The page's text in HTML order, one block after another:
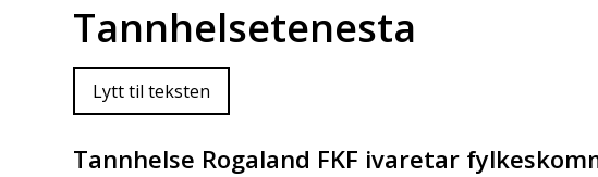
Tannhelsetenesta
Lytt til teksten
Tannhelse Rogaland FKF ivaretar